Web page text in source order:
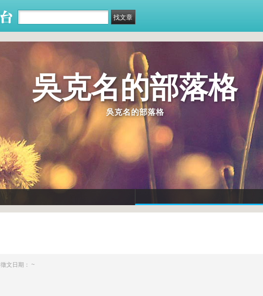
吳克名的部落格
吳克名的部落格
徵文日期： ~